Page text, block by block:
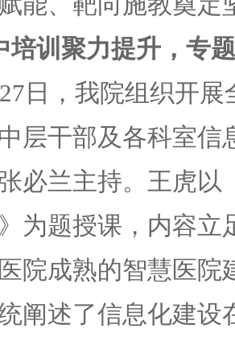
培训聚力提升，专
，我院组织开展
层干部及各科室信
必兰主持。王虎以
为题授课，内容立
院成熟的智慧医院
阐述了信息化建设